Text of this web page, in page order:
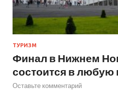
ТУРИЗМ
Финал в Нижнем
состоится в любую
Оставьте комментарий